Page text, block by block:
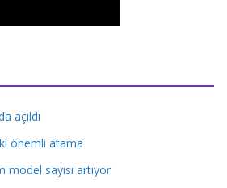
açıldı
önemli atama
sayısı artıyor